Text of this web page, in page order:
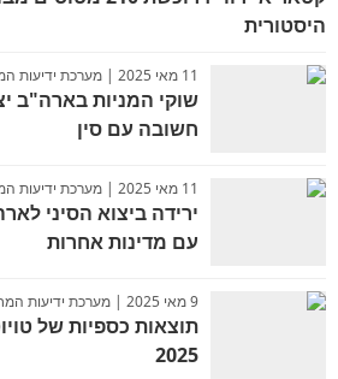
היסטורית
11 מאי 2025 | מערכת ידיעות המחר
שוקי המניות בארה"ב
חשובה עם סין
11 מאי 2025 | מערכת ידיעות המחר
ירידה ביצוא הסיני
עם מדינות אחרות
9 מאי 2025 | מערכת ידיעות המחר
תוצאות כספיות של
2025